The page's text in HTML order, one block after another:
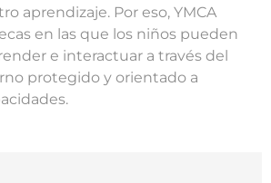
aprendizaje. Por eso, YMCA
en las que los niños pueden
e interactuar a través del
protegido y orientado a